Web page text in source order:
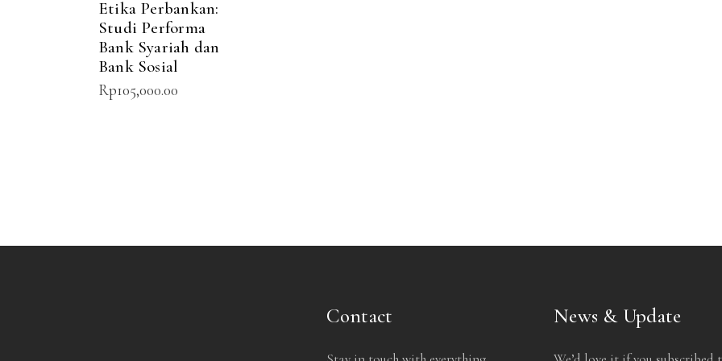
Etika Perbankan:
Studi Performa
Bank Syariah dan
Bank Sosial
Rp105,000.00
Contact News & Update